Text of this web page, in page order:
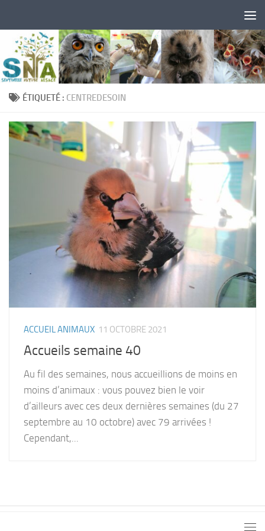
ÉTIQUETÉ : CENTREDESOIN
ACCUEIL ANIMAUX 11 OCTOBRE 2021
Accueils semaine 40
Au fil des semaines, nous accueillions de moins en
moins d’animaux : vous pouvez bien le voir
d’ailleurs avec ces deux dernières semaines (du 27
septembre au 10 octobre) avec 79 arrivées !
Cependant,...